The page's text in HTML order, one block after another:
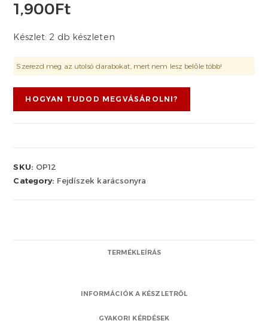
1,900Ft
Készlet: 2 db készleten
Szerezd meg az utolsó darabokat, mert nem lesz belőle több!
HOGYAN TUDOD MEGVÁSÁROLNI?
SKU: OP12
Category: Fejdíszek karácsonyra
TERMÉKLEÍRÁS
INFORMÁCIÓK A KÉSZLETRŐL
GYAKORI KÉRDÉSEK